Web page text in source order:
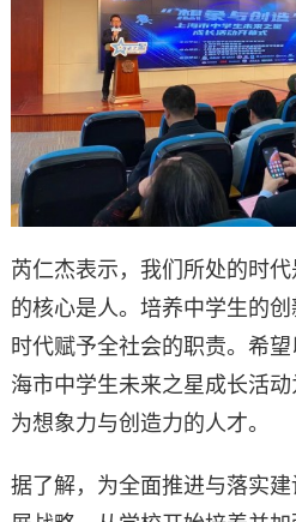
芮仁杰表示，我们所处的时
的核心是人。培养中学生的
时代赋予全社会的职责。希
海市中学生未来之星成长活
为想象力与创造力的人才。
据了解，为全面推进与落实